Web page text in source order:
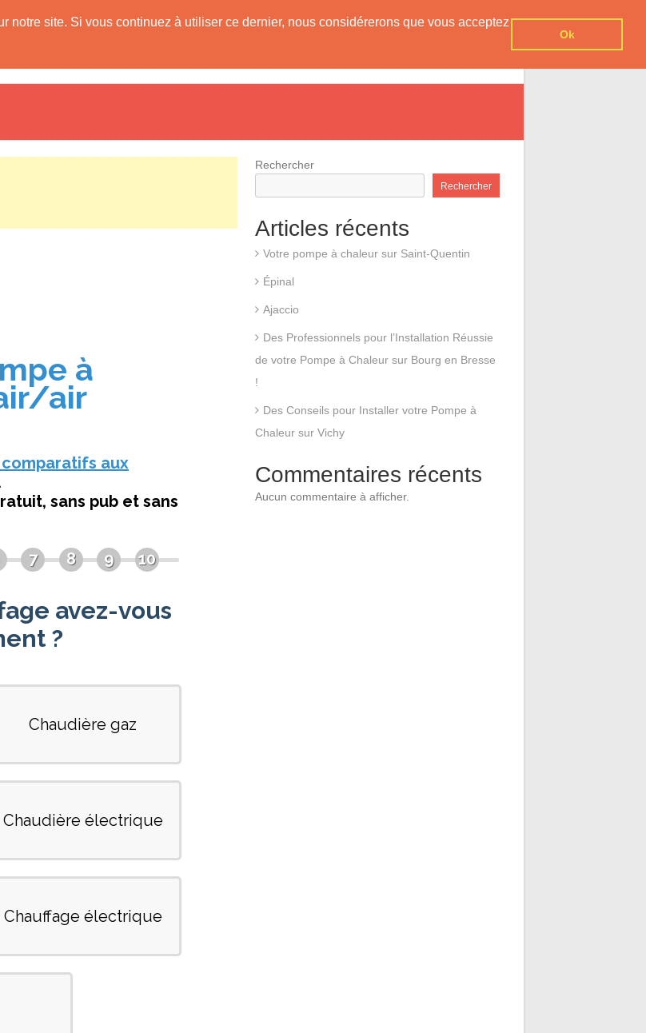
site. Si vous continuez à utiliser ce dernier, nous considérerons que vous acceptez
Ok
Rechercher
Rechercher
Articles récents
Votre pompe à chaleur sur Saint-Quentin
Épinal
Ajaccio
Des Professionnels pour l’Installation Réussie
de votre Pompe à Chaleur sur Bourg en Bresse
!
Des Conseils pour Installer votre Pompe à
Chaleur sur Vichy
Commentaires récents
Aucun commentaire à afficher.